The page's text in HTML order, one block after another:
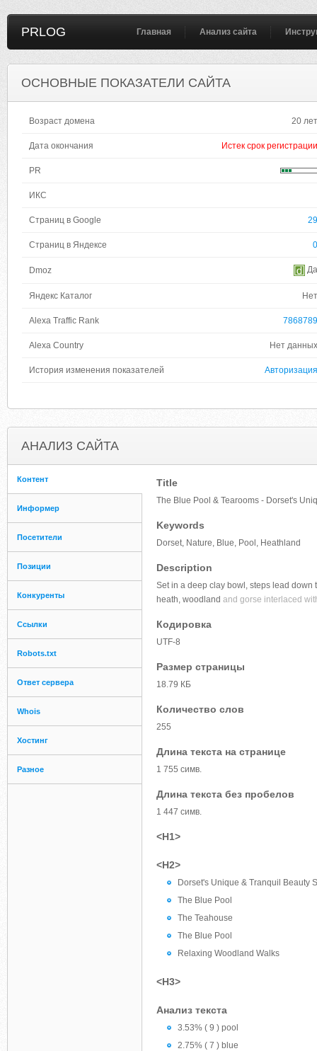
PRLOG Главная Анализ сайта
ОСНОВНЫЕ ПОКАЗАТЕЛИ САЙТА
Возраст домена 20 лет
Дата окончания Истек срок регистрации
PR
ИКС
Страниц в Google 29
Страниц в Яндексе 0
Dmoz Да
Яндекс Каталог Нет
Alexa Traffic Rank 7868789
Alexa Country Нет данных
История изменения показателей Авторизация
АНАЛИЗ САЙТА
Контент
Информер
Посетители
Позиции
Конкуренты
Ссылки
Robots.txt
Ответ сервера
Whois
Хостинг
Разное
Title
The Blue Pool & Tearooms - Dorset's
Keywords
Dorset, Nature, Blue, Pool, Heathland
Description
Set in a deep clay bowl, steps lead
heath, woodland and gorse interlaced
Кодировка
UTF-8
Размер страницы
18.79 КБ
Количество слов
255
Длина текста на странице
1 755 симв.
Длина текста без пробелов
1 447 симв.
<H1>
<H2>
Dorset's Unique & Tranquil Beauty
The Blue Pool
The Teahouse
The Blue Pool
Relaxing Woodland Walks
<H3>
Анализ текста
3.53% ( 9 ) pool
2.75% ( 7 ) blue